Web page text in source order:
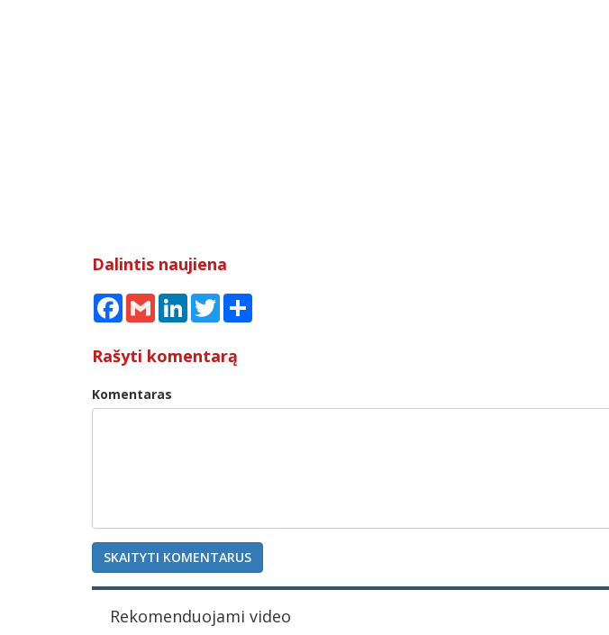
Dalintis naujiena
Facebook
Gmail LinkedInTwitter
Rašyti komentarą
Komentaras
SKAITYTI KOMENTARUS
Rekomenduojami video